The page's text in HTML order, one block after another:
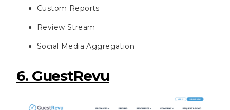
Custom Reports
Review Stream
Social Media Aggregation
6. GuestRevu